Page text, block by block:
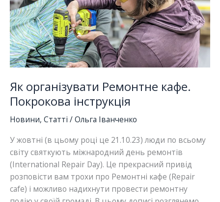
Як організувати Ремонтне кафе.
Покрокова інструкція
Новини, Статті /Ольга Іванченко
У жовтні (в цьому році це 21.10.23) люди по всьому
світу святкують міжнародний день ремонтів
(International Repair Day). Це прекрасний привід
розповісти вам трохи про Ремонтні кафе (Repair
cafe) і можливо надихнути провести ремонтну